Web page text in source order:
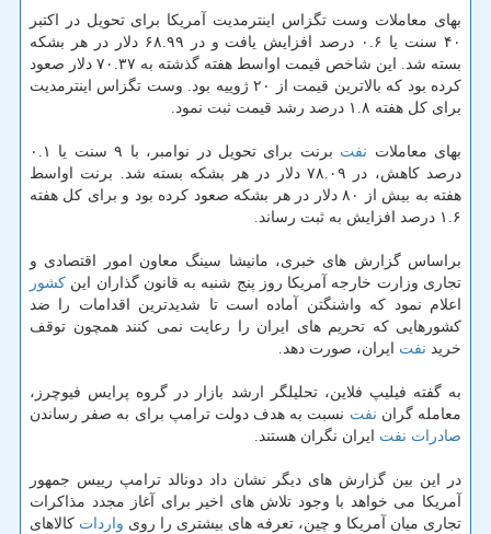
بهای معاملات وست تگزاس اینترمدیت آمریكا برای تحویل در اكتبر
۴۰ سنت یا ۰.۶ درصد افزایش یافت و در ۶۸.۹۹ دلار در هر بشكه
بسته شد. این شاخص قیمت اواسط هفته گذشته به ۷۰.۳۷ دلار صعود
كرده بود كه بالاترین قیمت از ۲۰ ژوییه بود. وست تگزاس اینترمدیت
برای كل هفته ۱.۸ درصد رشد قیمت ثبت نمود.
بهای معاملات نفت
برنت برای تحویل در نوامبر، با ۹ سنت یا ۰.۱
درصد كاهش، در ۷۸.۰۹ دلار در هر بشكه بسته شد. برنت اواسط
هفته به بیش از ۸۰ دلار در هر بشكه صعود كرده بود و برای كل هفته
۱.۶ درصد افزایش به ثبت رساند.
براساس گزارش های خبری، مانیشا سینگ معاون امور اقتصادی و
تجاری وزارت خارجه آمریكا روز پنج شنبه به قانون گذاران این كشور
اعلام نمود كه واشنگتن آماده است تا شدیدترین اقدامات را ضد
كشورهایی كه تحریم های ایران را رعایت نمی كنند همچون توقف
خرید نفت ایران، صورت دهد.
به گفته فیلیپ فلاین، تحلیلگر ارشد بازار در گروه پرایس فیوچرز،
معامله گران نفت نسبت به هدف دولت ترامپ برای به صفر رساندن
صادرات نفت ایران نگران هستند.
در این بین گزارش های دیگر نشان داد دونالد ترامپ رییس جمهور
آمریكا می خواهد با وجود تلاش های اخیر برای آغاز مجدد مذاكرات
تجاری میان آمریكا و چین، تعرفه های بیشتری را روی واردات كالاهای